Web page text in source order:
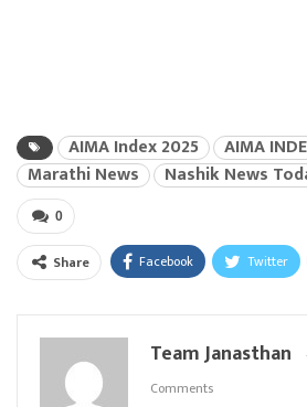
AIMA Index 2025
AIMA
Marathi News
Nashik News
0
Share Facebook Twitter
Team Janasthan
Comments